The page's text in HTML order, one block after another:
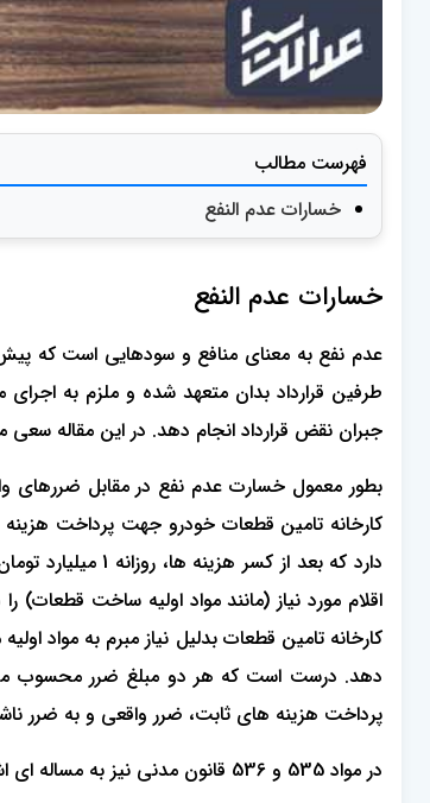
فهرست مطالب
خسارات عدم النفع
خسارات عدم النفع
عدم نفع به معنای منافع و سودهایی است که پیش
طرفین قرارداد بدان متعهد شده و ملزم به
جبران نقض قرارداد انجام دهد. در این مقاله سعی
بطور معمول خسارت عدم نفع در مقابل ضررهای
دارد که بعد
پرداخت هزینه های ثابت، ضرر واقعی و به ضرر
در مواد 535 و 536 قانون مدنی نیز به مساله ای اشاره شده است که نوعی عدم النفع می باشد.